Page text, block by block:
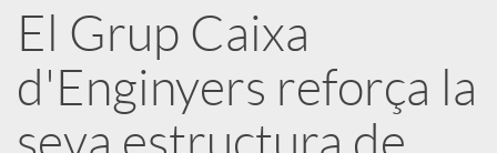
b
l
El Grup Caixa
d'Enginyers reforça la